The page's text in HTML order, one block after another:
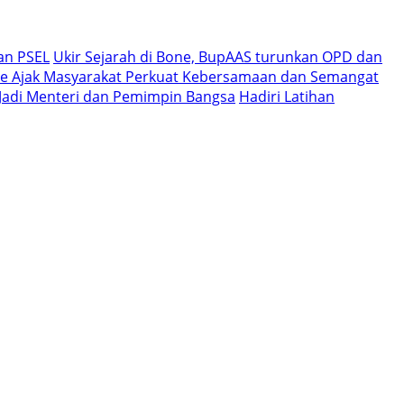
PSEL Ukir Sejarah di Bone, BupAAS turunkan OPD dan
Ajak Masyarakat Perkuat Kebersamaan dan Semangat
Menteri dan Pemimpin Bangsa Hadiri Latihan